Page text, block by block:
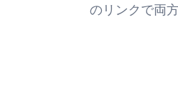
のリンクで両